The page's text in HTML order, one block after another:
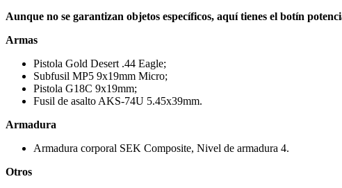
Aunque no se garantizan objetos específicos, aquí tienes el botín
Armas
Pistola Gold Desert .44 Eagle;
Subfusil MP5 9x19mm Micro;
Pistola G18C 9x19mm;
Fusil de asalto AKS-74U 5.45x39mm.
Armadura
Armadura corporal SEK Composite, Nivel de armadura 4.
Otros